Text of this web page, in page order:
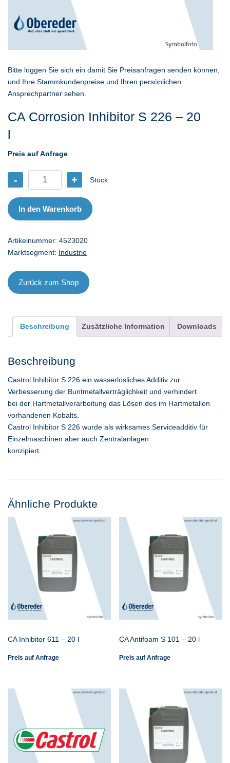
CA Corrosion Inhibitor S 226 – 20
l
Preis auf Anfrage
CA
Corrosion
Inhibitor
S
-
20
Menge
- + Stück
In den Warenkorb
Artikelnummer: 4523020
Marktsegment: Industrie
Zurück zum Shop
Bitte loggen Sie sich ein damit Sie Preisanfragen senden können,
und Ihre Stammkundenpreise und Ihren persönlichen
Ansprechpartner sehen.
Beschreibung Zusätzliche Information Downloads
Beschreibung
Castrol Inhibitor S 226 ein wasserlösliches Additiv zur
Verbesserung der Buntmetallverträglichkeit und verhindert
bei der Hartmetallverarbeitung das Lösen des im Hartmetallen
vorhandenen Kobalts.
Castrol Inhibitor S 226 wurde als wirksames Serviceadditiv für
Einzelmaschinen aber auch Zentralanlagen
konzipiert.
Ähnliche Produkte
CA Inhibitor 611 – 20 l
Preis auf Anfrage
CA Antifoam S 101 – 20 l
Preis auf Anfrage